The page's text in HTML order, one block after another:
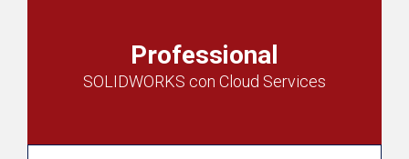
Professional
SOLIDWORKS con Cloud Services